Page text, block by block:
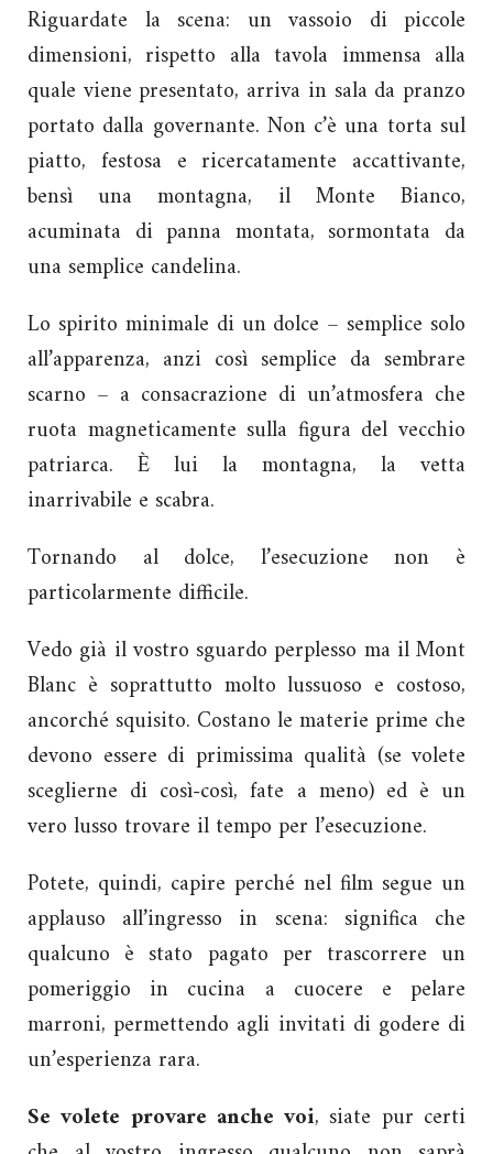
Riguardate la scena: un vassoio di piccole
dimensioni, rispetto alla tavola immensa alla
quale viene presentato, arriva in sala da pranzo
portato dalla governante. Non c’è una torta sul
piatto, festosa e ricercatamente accattivante,
bensì una montagna, il Monte Bianco,
acuminata di panna montata, sormontata da
una semplice candelina.
Lo spirito minimale di un dolce – semplice solo
all’apparenza, anzi così semplice da sembrare
scarno – a consacrazione di un’atmosfera che
ruota magneticamente sulla figura del vecchio
patriarca. È lui la montagna, la vetta
inarrivabile e scabra.
Tornando al dolce, l’esecuzione non è
particolarmente difficile.
Vedo già il vostro sguardo perplesso ma il Mont
Blanc è soprattutto molto lussuoso e costoso,
ancorché squisito. Costano le materie prime che
devono essere di primissima qualità (se volete
sceglierne di così-così, fate a meno) ed è un
vero lusso trovare il tempo per l’esecuzione.
Potete, quindi, capire perché nel film segue un
applauso all’ingresso in scena: significa che
qualcuno è stato pagato per trascorrere un
pomeriggio in cucina a cuocere e pelare
marroni, permettendo agli invitati di godere di
un’esperienza rara.
Se volete provare anche voi, siate pur certi